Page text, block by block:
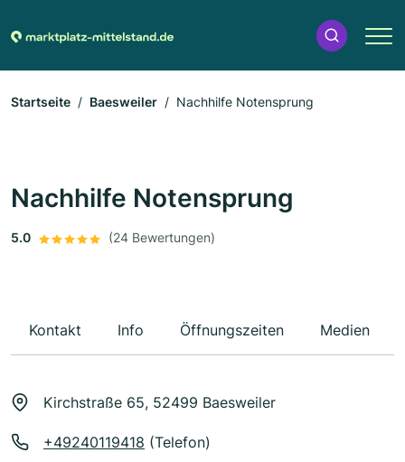
Startseite Baesweiler Nachhilfe Notensprung
Nachhilfe Notensprung
5.0 (24 Bewertungen)
Kontakt Info Öffnungszeiten Medien
Kirchstraße 65, 52499 Baesweiler
+49240119418 (Telefon)